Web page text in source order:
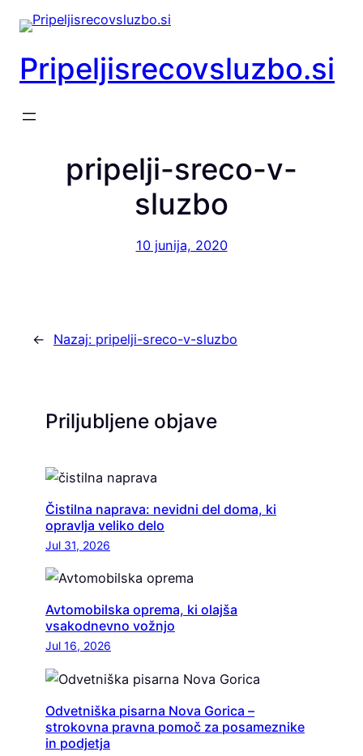
Preskoči
na
vsebino
Pripeljisrecovsluzbo.si
pripelji-sreco-v-
sluzbo
10 junija, 2020
← Nazaj: pripelji-sreco-v-sluzbo
Priljubljene objave
Čistilna naprava: nevidni del doma, ki
opravlja veliko delo
Jul 31, 2026
Avtomobilska oprema, ki olajša
vsakodnevno vožnjo
Jul 16, 2026
Odvetniška pisarna Nova Gorica –
strokovna pravna pomoč za posameznike
in podjetja